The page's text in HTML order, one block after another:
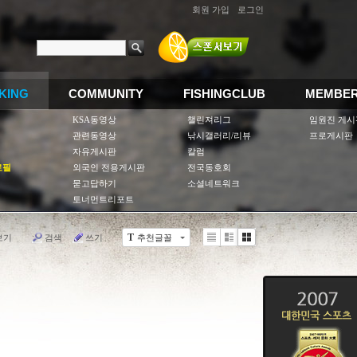
회원 가입 로그인
필
COMMUNITY
KSA동영상
관련동영상
자유게시판
외국인 전용게시판
묻고답하기
토너먼트리포트
FISHINGCLUB
챌린져리그
낚시갤러리/리뷰
칼럼
전국동호회
소셜네트워크
임원진 게시
프로게시판
T 추천글꼴
기 검색 쓰기
Li
Zi
G
al